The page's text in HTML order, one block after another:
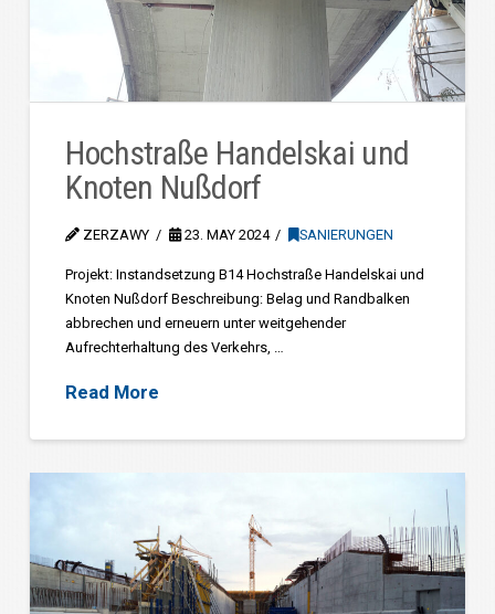
Hochstraße Handelskai und
Knoten Nußdorf
ZERZAWY 23. MAY 2024 SANIERUNGEN
Projekt: Instandsetzung B14 Hochstraße Handelskai und
Knoten Nußdorf Beschreibung: Belag und Randbalken
abbrechen und erneuern unter weitgehender
Aufrechterhaltung des Verkehrs, …
Read More